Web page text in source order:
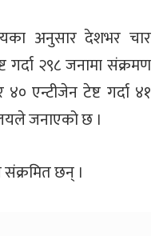
अनुसार देशभर चार
२९८ जनामा संक्रमण
एन्टीजेन टेष्ट गर्दा ४१
जनाएको छ ।
छन् ।